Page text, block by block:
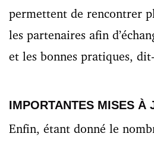
permettent de rencontrer
les partenaires afin
et les bonnes pratiques,
IMPORTANTES MISES À
Enfin, étant donné le